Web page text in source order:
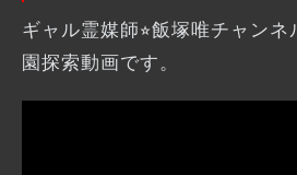
ギャル霊媒師⭐︎飯塚唯チャン
園探索動画です。